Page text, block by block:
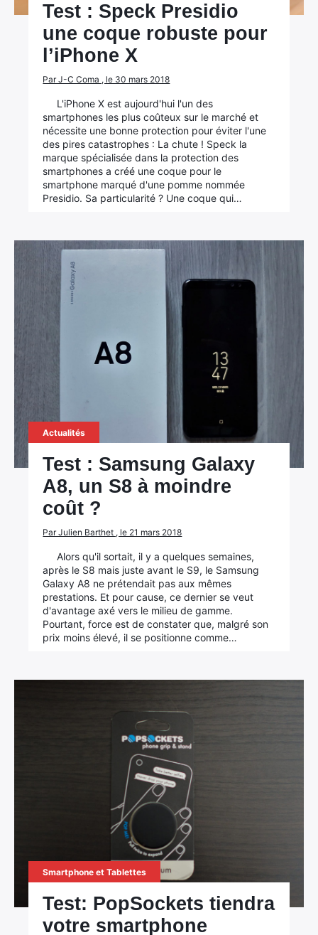
Test : Speck Presidio
une coque robuste pour
l’iPhone X
Par J-C Coma , le 30 mars 2018
L'iPhone X est aujourd'hui l'un des
smartphones les plus coûteux sur le marché et
nécessite une bonne protection pour éviter l'une
des pires catastrophes : La chute ! Speck la
marque spécialisée dans la protection des
smartphones a créé une coque pour le
smartphone marqué d'une pomme nommée
Presidio. Sa particularité ? Une coque qui…
Actualités
Test : Samsung Galaxy
A8, un S8 à moindre
coût ?
Par Julien Barthet , le 21 mars 2018
Alors qu'il sortait, il y a quelques semaines,
après le S8 mais juste avant le S9, le Samsung
Galaxy A8 ne prétendait pas aux mêmes
prestations. Et pour cause, ce dernier se veut
d'avantage axé vers le milieu de gamme.
Pourtant, force est de constater que, malgré son
prix moins élevé, il se positionne comme…
Smartphone et Tablettes
Test: PopSockets tiendra
votre smartphone